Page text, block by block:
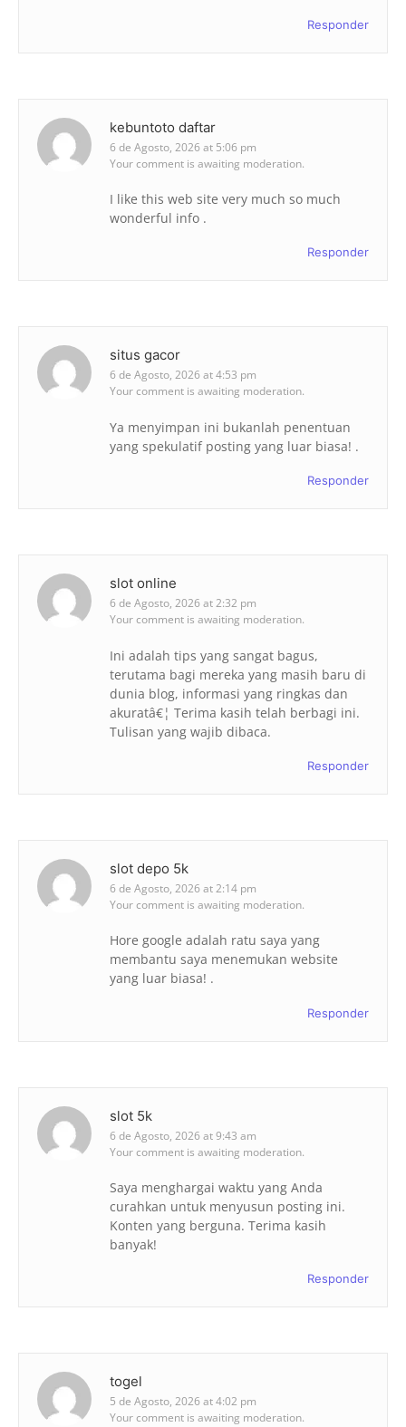
Responder
kebuntoto daftar
6 de Agosto, 2026 at 5:06 pm
Your comment is awaiting moderation.
I like this web site very much so much
wonderful info .
Responder
situs gacor
6 de Agosto, 2026 at 4:53 pm
Your comment is awaiting moderation.
Ya menyimpan ini bukanlah penentuan
yang spekulatif posting yang luar biasa! .
Responder
slot online
6 de Agosto, 2026 at 2:32 pm
Your comment is awaiting moderation.
Ini adalah tips yang sangat bagus,
terutama bagi mereka yang masih baru di
dunia blog, informasi yang ringkas dan
akuratâ€¦ Terima kasih telah berbagi ini.
Tulisan yang wajib dibaca.
Responder
slot depo 5k
6 de Agosto, 2026 at 2:14 pm
Your comment is awaiting moderation.
Hore google adalah ratu saya yang
membantu saya menemukan website
yang luar biasa! .
Responder
slot 5k
6 de Agosto, 2026 at 9:43 am
Your comment is awaiting moderation.
Saya menghargai waktu yang Anda
curahkan untuk menyusun posting ini.
Konten yang berguna. Terima kasih
banyak!
Responder
togel
5 de Agosto, 2026 at 4:02 pm
Your comment is awaiting moderation.